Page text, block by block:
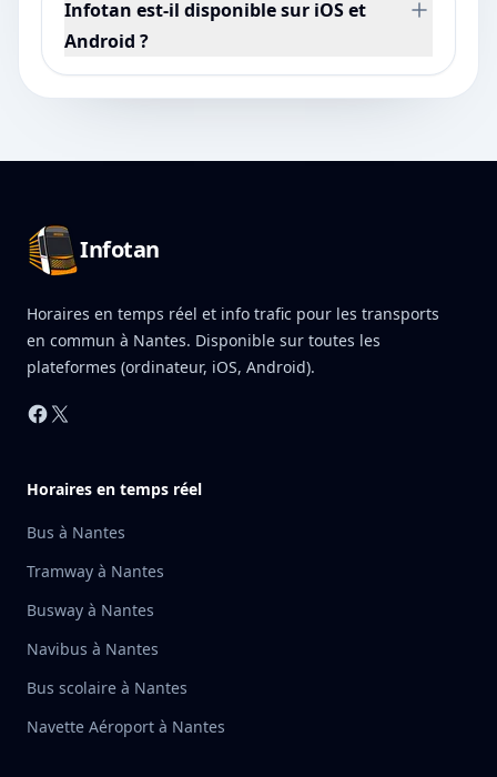
Infotan est-il disponible sur iOS et
Android ?
Infotan
Horaires en temps réel et info trafic pour les transports
en commun à Nantes. Disponible sur toutes les
plateformes (ordinateur, iOS, Android).
Facebook
X
Horaires en temps réel
Bus à Nantes
Tramway à Nantes
Busway à Nantes
Navibus à Nantes
Bus scolaire à Nantes
Navette Aéroport à Nantes